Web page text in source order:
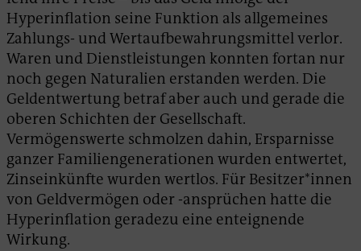
Hyperinflation seine Funk­ti­on als all­ge­mei­nes
Zah­lungs- und Wert­auf­be­wah­rungs­mit­tel verlor.
Waren und Dienst­leis­tun­gen konnten fortan nur
noch gegen Naturalien erstanden werden. Die
Geldentwertung betraf aber auch und gerade die
oberen Schichten der Gesellschaft.
Vermögenswerte schmolzen dahin, Ersparnisse
ganzer Familiengenerationen wurden entwertet,
Zinseinkünfte wurden wertlos. Für Besitzer*innen
von Geldvermögen oder -ansprüchen hatte die
Hyperinflation geradezu eine enteignende
Wirkung.